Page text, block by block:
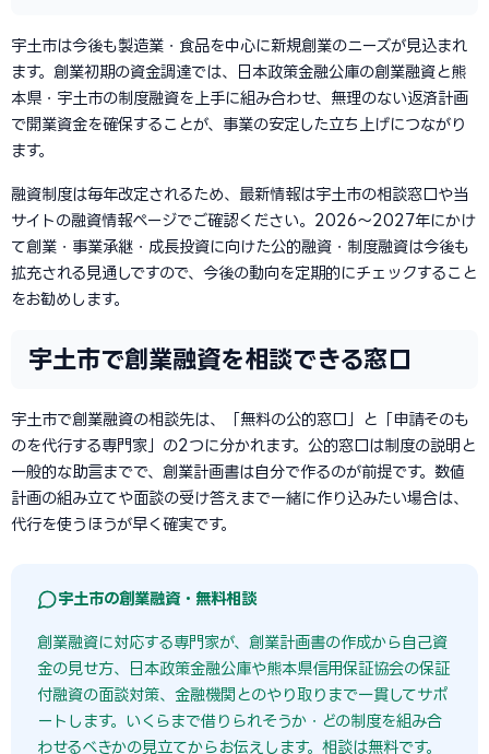
宇土市は今後も製造業・食品を中心に新規創業のニーズが見込まれ
ます。創業初期の資金調達では、日本政策金融公庫の創業融資と熊
本県・宇土市の制度融資を上手に組み合わせ、無理のない返済計画
で開業資金を確保することが、事業の安定した立ち上げにつながり
ます。
融資制度は毎年改定されるため、最新情報は宇土市の相談窓口や当
サイトの融資情報ページでご確認ください。2026〜2027年にかけ
て創業・事業承継・成長投資に向けた公的融資・制度融資は今後も
拡充される見通しですので、今後の動向を定期的にチェックすること
をお勧めします。
宇土市で創業融資を相談できる窓口
宇土市で創業融資の相談先は、「無料の公的窓口」と「申請そのも
のを代行する専門家」の2つに分かれます。公的窓口は制度の説明と
一般的な助言までで、創業計画書は自分で作るのが前提です。数値
計画の組み立てや面談の受け答えまで一緒に作り込みたい場合は、
代行を使うほうが早く確実です。
宇土市の創業融資・無料相談
創業融資に対応する専門家が、創業計画書の作成から自己資
金の見せ方、日本政策金融公庫や熊本県信用保証協会の保証
付融資の面談対策、金融機関とのやり取りまで一貫してサポ
ートします。いくらまで借りられそうか・どの制度を組み合
わせるべきかの見立てからお伝えします。相談は無料です。